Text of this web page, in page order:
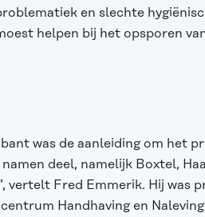
en slechte
helpen bij het opsporen
was de aanleiding om het
deel, namelijk Boxtel,
vertelt Fred Emmerik. Hij was
Handhaving en Naleving